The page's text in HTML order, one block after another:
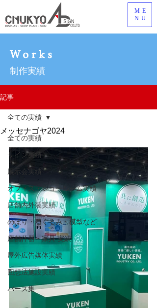
ME
NU
制作実績
Works
記事
全ての実績
サイン実績
展示会実績
オフィス・ショールーム実績
店舗内外装実績
のぼり・着ぐるみ・模型など
店舗什器・家具 実績
屋外広告媒体実績
回想法施設実績
パース集
全ての実績
メッセナゴヤ2024